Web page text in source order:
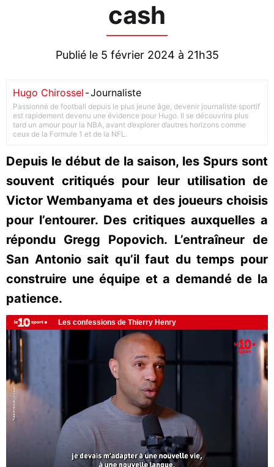
cash
Publié le 5 février 2024 à 21h35
Hugo Chirossel -Journaliste
Passionné de football depuis le plus jeune âge, devenir journaliste sportif
est rapidement devenu une évidence pour Hugo. Il se découvrira plus
tard un amour pour la NBA, avant d’explorer d’autres horizons comme
ceux de la Formule 1 et de la NFL.
Depuis le début de la saison, les Spurs sont
souvent critiqués pour leur utilisation de
Victor Wembanyama et des joueurs choisis
pour l’entourer. Des critiques auxquelles a
répondu Gregg Popovich. L’entraîneur de
San Antonio sait qu’il faut du temps pour
construire une équipe et a demandé de la
patience.